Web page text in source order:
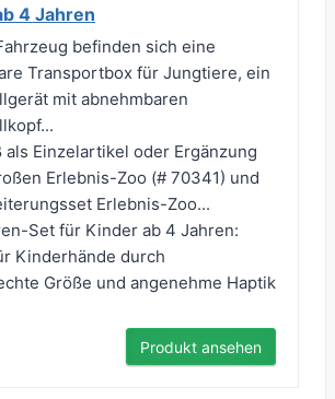
4 Jahren
befinden sich eine
Transportbox für Jungtiere, ein
mit abnehmbaren
als Einzelartikel oder Ergänzung
Erlebnis-Zoo (# 70341) und
Erlebnis-Zoo...
Set für Kinder ab 4 Jahren:
Kinderhände durch
Größe und angenehme Haptik
Produkt ansehen